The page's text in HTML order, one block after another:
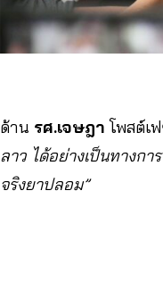
ด้าน รศ.เจษฎา โพสต์เ
ลาว ได้อย่างเป็นทางก
จริงยาปลอม”